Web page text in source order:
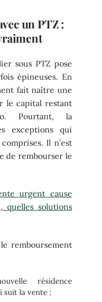
un PTZ :
sous PTZ pose
épineuses. En
fait naître une
le capital restant
Pourtant, la
exceptions qui
Il n’est
de rembourser le
urgent cause
quelles solutions
remboursement
résidence
suit la vente ;